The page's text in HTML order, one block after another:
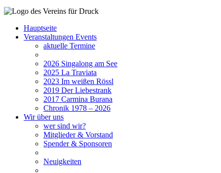
Hauptseite
Veranstaltungen Events
aktuelle Termine
2026 Singalong am See
2025 La Traviata
2023 Im weißen Rössl
2019 Der Liebestrank
2017 Carmina Burana
Chronik 1978 – 2026
Wirüber uns
wer sind wir?
Mitglieder & Vorstand
Spender & Sponsoren
Neuigkeiten